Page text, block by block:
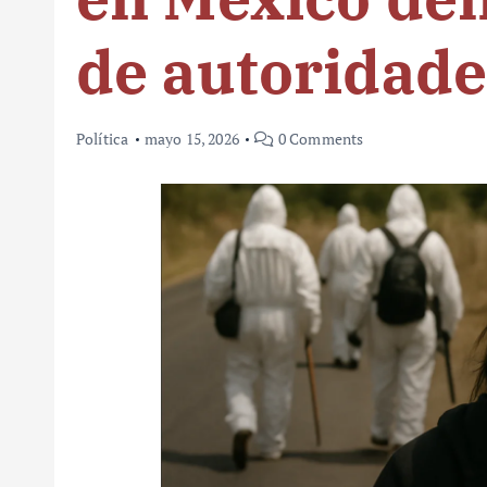
de
Política mayo 15, 2026 0 Comments